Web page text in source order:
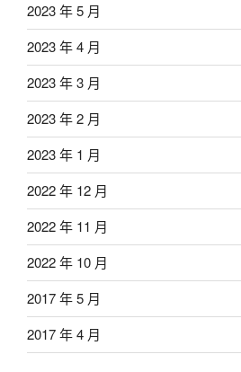
2023 年 5 月
2023 年 4 月
2023 年 3 月
2023 年 2 月
2023 年 1 月
2022 年 12 月
2022 年 11 月
2022 年 10 月
2017 年 5 月
2017 年 4 月